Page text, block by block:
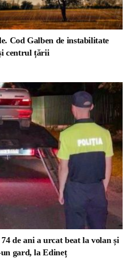
Cod Galben de instabilitate
centrul țării
de ani a urcat beat la volan și
gard, la Edineț